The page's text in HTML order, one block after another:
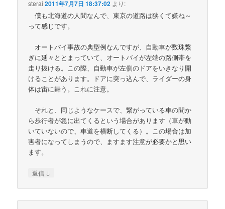
sterai 2011年7月7日 18:37:02 より:
僕も北海道の人間なんで、東京の道路は狭くて嫌ね～
って感じです。
オートバイ事故の典型例なんですが、自動車が数珠繋
ぎに延々ととまっていて、オートバイが左端の路側帯を
走り抜ける。この際、自動車が左側のドアをいきなり開
けることがあります。ドアに突っ込んで、ライダーの身
体は宙に舞う。これに注意。
それと、同じようなケースで、繋がっている車の間か
ら歩行者が急に出てくるという場合があります（車が動
いていないので、車道を横断してくる）。この場合は加
害者になってしまうので、ますます注意が必要かと思い
ます。
返信 ↓